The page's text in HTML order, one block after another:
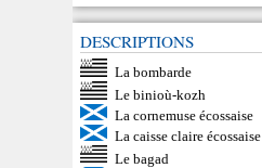
DESCRIPTIONS
La bombarde
Le binioù-kozh
La cornemuse écossaise
La caisse claire écossaise
Le bagad